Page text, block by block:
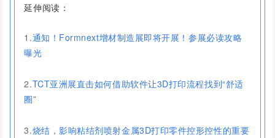
延伸阅读：
1.通知！Formnext增材制造展即将开展！参展必读攻略
曝光
2.TCT亚洲展直击如何借助软件让3D打印流程找到“舒适
圈”
3.烧结，影响粘结剂喷射金属3D打印零件控形控性的重要